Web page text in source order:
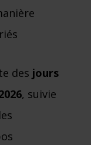
des jours
, suivie